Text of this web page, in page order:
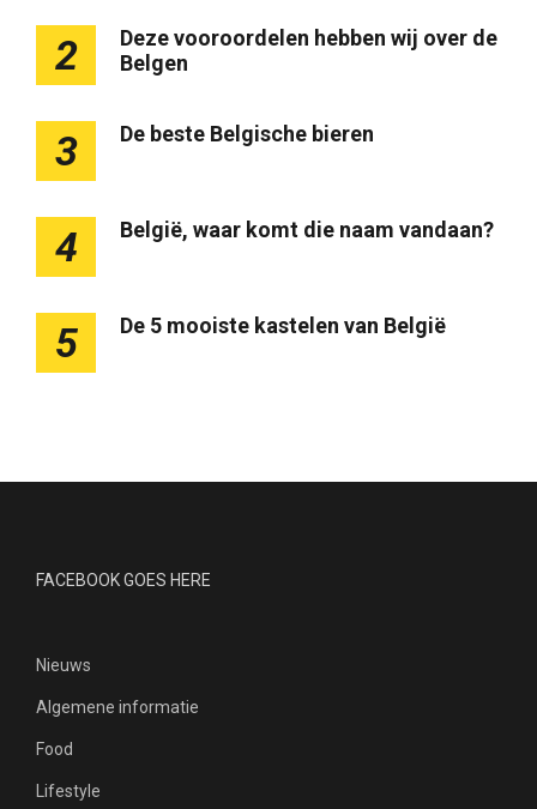
2
Deze vooroordelen hebben wij over de
Belgen
3 De beste Belgische bieren
4 België, waar komt die naam vandaan?
5 De 5 mooiste kastelen van België
FACEBOOK GOES HERE
Nieuws
Algemene informatie
Food
Lifestyle